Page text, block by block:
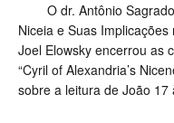
O dr. Antônio Sagrado
Niceia e Suas
Joel Elowsky encerrou as
“Cyril of Alexandria’s
sobre a leitura de João